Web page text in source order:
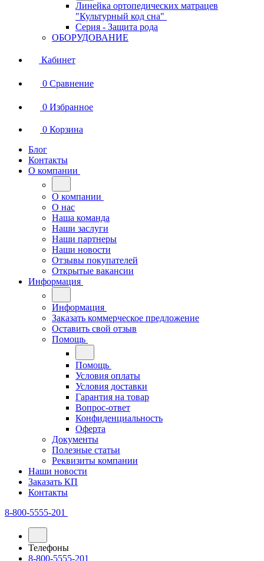
Линейка ортопедических матрацев
"Культурный код сна"
Серия - Защита рода
ОБОРУДОВАНИЕ
Кабинет
0 Сравнение
0 Избранное
0 Корзина
Блог
Контакты
О компании
О компании
О нас
Наша команда
Наши заслуги
Наши партнеры
Наши новости
Отзывы покупателей
Открытые вакансии
Информация
Информация
Заказать коммерческое предложение
Оставить свой отзыв
Помощь
Помощь
Условия оплаты
Условия доставки
Гарантия на товар
Вопрос-ответ
Конфиденциальность
Оферта
Документы
Полезные статьи
Реквизиты компании
Наши новости
Заказать КП
Контакты
8-800-5555-201
Телефоны
8-800-5555-201